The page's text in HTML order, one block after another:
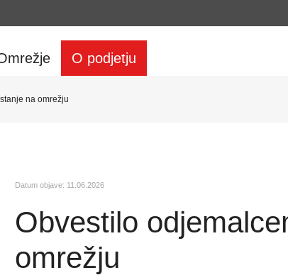
O podjetju
na omrežju
Datum objave: 11.06.2026
Obvestilo
omrežju